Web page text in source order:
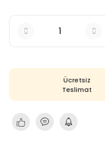
Ücretsiz
Teslimat